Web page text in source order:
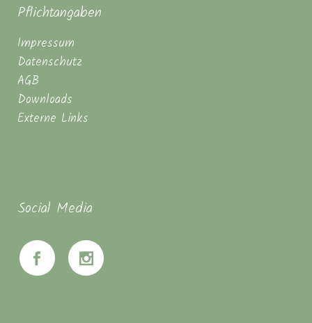
Pflichtangaben
Impressum
Datenschutz
AGB
Downloads
Externe Links
Social Media